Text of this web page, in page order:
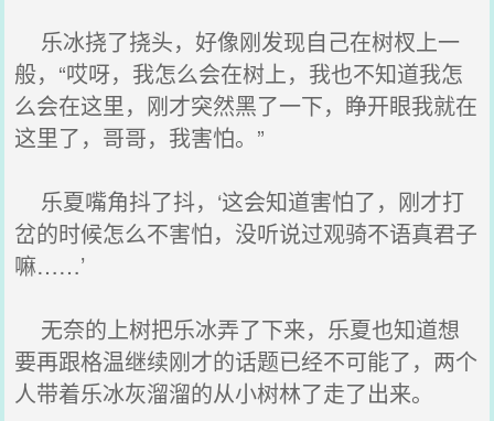
乐冰挠了挠头，好像刚发现自己在树杈上一
般，“哎呀，我怎么会在树上，我也不知道我怎
么会在这里，刚才突然黑了一下，睁开眼我就在
这里了，哥哥，我害怕。”
乐夏嘴角抖了抖，‘这会知道害怕了，刚才打
岔的时候怎么不害怕，没听说过观骑不语真君子
嘛……’
无奈的上树把乐冰弄了下来，乐夏也知道想
要再跟格温继续刚才的话题已经不可能了，两个
人带着乐冰灰溜溜的从小树林了走了出来。